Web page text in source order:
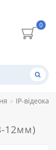
0
IP-
12мм)